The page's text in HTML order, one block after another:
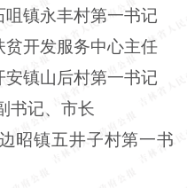
咀镇永丰村第一书记
贫开发服务中心主任
安镇山后村第一书记
书记、市长
昭镇五井子村第一书